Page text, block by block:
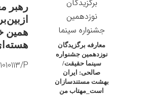
معارفه برگزیدگان
نوزدهمین جشنواره
سینما حقیقت/
صالحی: ایران
بهشت مستندسازان
است_مهتاب من
رهبر
همین
P